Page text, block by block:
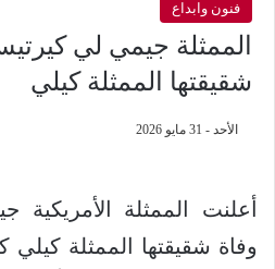
فنون وابداع
الممثلة جيمي لي
شقيقتها الممثلة كيلي
الأحد - 31 مايو 2026
أعلنت الممثلة
وفاة شقيقتها الممثلة